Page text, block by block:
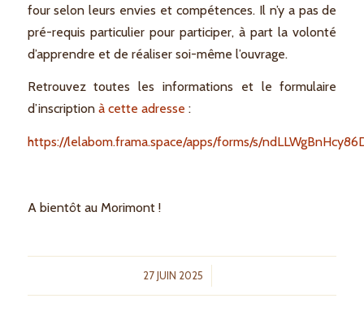
four selon leurs envies et compétences. Il n’y a pas de
pré-requis particulier pour participer, à part la volonté
d’apprendre et de réaliser soi-même l’ouvrage.
Retrouvez toutes les informations et le formulaire
d’inscription à cette adresse :
https://lelabom.frama.space/apps/forms/s/
A bientôt au Morimont !
27 JUIN 2025
/